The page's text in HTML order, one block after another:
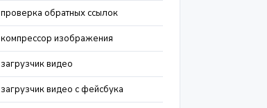
проверка обратных ссылок
компрессор изображения
загрузчик видео
загрузчик видео с фейсбука